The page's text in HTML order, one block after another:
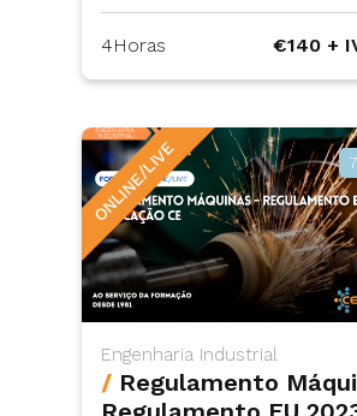
4Horas €140 +
ONLINE/LIVE
Engenharia Industrial
/ Regulamento